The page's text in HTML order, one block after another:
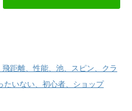
距離、性能、池、スピン、クラ
たいない、初心者、ショップ